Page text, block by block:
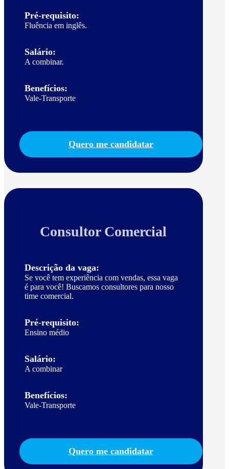
Pré-requisito:
Fluência em inglês.
Salário:
A combinar.
Benefícios:
Vale-Transporte
Quero me candidatar
Consultor Comercial
Descrição da vaga:
Se você tem experiência com vendas, essa vaga
é para você! Buscamos consultores para nosso
time comercial.
Pré-requisito:
Ensino médio
Salário:
A combinar
Benefícios:
Vale-Transporte
Quero me candidatar